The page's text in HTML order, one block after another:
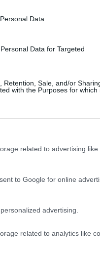
Data.
Data for Targeted
Retention, Sale, and/or
with the Purposes for which
related to advertising like
to Google for online
advertising.
related to analytics like
előzetes írásbeli
or reproduce without